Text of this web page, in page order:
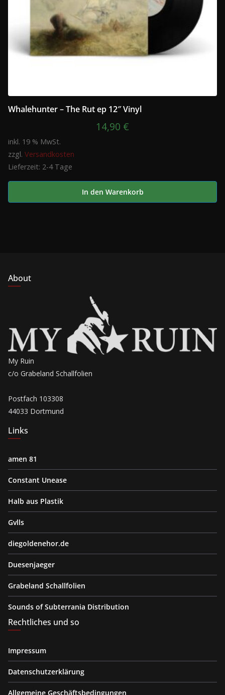
Whalehunter – The Rut ep 12″ Vinyl
14,90 €
inkl. 19 % MwSt.
zzgl. Versandkosten
Lieferzeit: 2-4 Tage
In den Warenkorb
About
My Ruin
c/o Grabeland Schallfolien
Postfach 103308
44033 Dortmund
Links
amen 81
Constant Unease
Halb aus Plastik
Gvlls
diegoldenehor.de
Duesenjaeger
Grabeland Schallfolien
Sounds of Subterrania Distribution
Rechtliches und so
Impressum
Datenschutzerklärung
Allgemeine Geschäftsbedingungen